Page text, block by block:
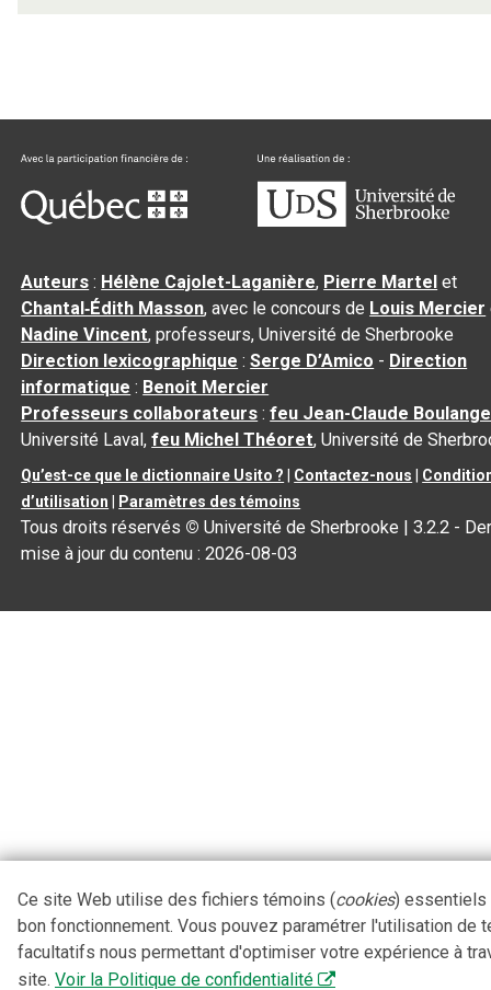
Auteurs : Hélène Cajolet-Laganière, Pierre Martel et
Chantal‑Édith Masson, avec le concours de Louis Mercier
Nadine Vincent, professeurs, Université de Sherbrooke
Direction lexicographique :Serge D’Amico - Direction
informatique : Benoit Mercier
Professeurs collaborateurs :feu Jean-Claude
Université Laval,feu Michel Théoret, Université de
Qu’est-ce que le dictionnaire Usito ? Contactez-nous
d’utilisation
Paramètres des témoins
Tous droits réservés © Université de Sherbrooke |3.2.2 -
mise à jour du contenu :2026-08-03
Ce site Web utilise des fichiers témoins (cookies) essentiels
bon fonctionnement. Vous pouvez paramétrer l'utilisation de
facultatifs nous permettant d'optimiser votre expérience à
site. Voir la Politique de confidentialité